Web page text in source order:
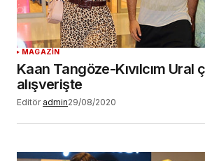
MAGAZİN
Kaan Tangöze-Kıvılcım Ural
alışverişte
Editör admin29/08/2020